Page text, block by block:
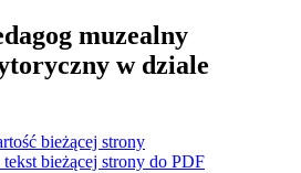
muzealny
w dziale
bieżącej strony
tekst bieżącej strony do PDF